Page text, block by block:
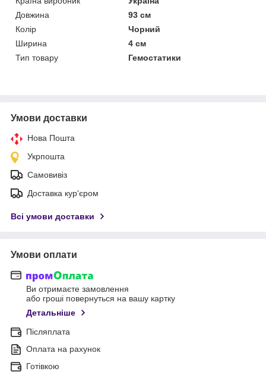
Довжина
93 см
Колір
Чорний
Ширина
4 см
Тип товару
Гемостатики
Умови доставки
Нова Пошта
Укрпошта
Самовивіз
Доставка кур'єром
Всі умови доставки
Умови оплати
Ви отримаєте замовлення
або гроші повернуться на вашу картку
Детальніше
Післяплата
Оплата на рахунок
Готівкою